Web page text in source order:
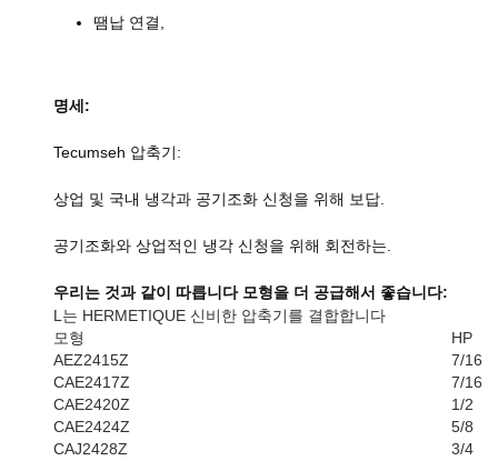
땜납 연결,
명세:
Tecumseh 압축기:
상업 및 국내 냉각과 공기조화 신청을 위해 보답.
공기조화와 상업적인 냉각 신청을 위해 회전하는.
우리는 것과 같이 따릅니다 모형을 더 공급해서 좋습니다:
L는 HERMETIQUE 신비한 압축기를 결합합니다
모형
HP
AEZ2415Z
7/16
CAE2417Z
7/16
CAE2420Z
1/2
CAE2424Z
5/8
CAJ2428Z
3/4